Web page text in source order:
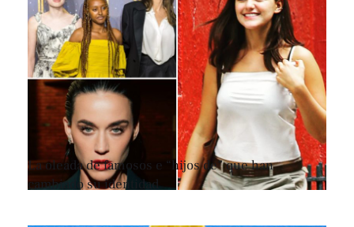
La oleada de famosos e “hijos de” que han
cambiado su identidad